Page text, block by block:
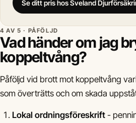
Se ditt pris hos Sveland
4 AV 5 · PÅFÖLJD
Vad händer om jag
koppeltvång?
Påföljd vid brott mot koppeltvång
som överträtts och om skada
Lokal ordningsföreskrift -